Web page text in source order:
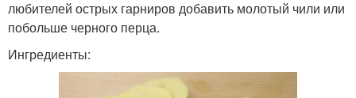
любителей острых гарниров добавить молотый чили или
побольше черного перца.
Ингредиенты: